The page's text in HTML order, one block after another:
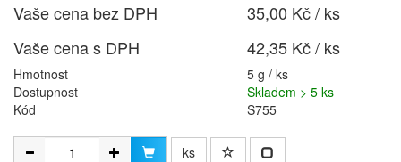
Vaše cena bez DPH
35,00 Kč / ks
Vaše cena s DPH
42,35 Kč / ks
Hmotnost
5 g / ks
Dostupnost
Skladem > 5 ks
Kód
S755
ks